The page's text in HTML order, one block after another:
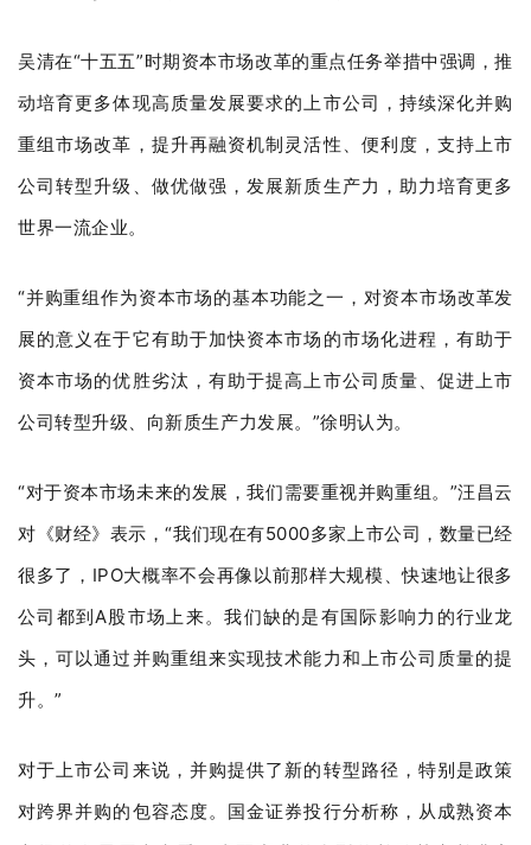
吴清在“十五五”时期资本市场改革的重点任务举措中强调，推
动培育更多体现高质量发展要求的上市公司，持续深化并购
重组市场改革，提升再融资机制灵活性、便利度，支持上市
公司转型升级、做优做强，发展新质生产力，助力培育更多
世界一流企业。
“并购重组作为资本市场的基本功能之一，对资本市场改革发
展的意义在于它有助于加快资本市场的市场化进程，有助于
资本市场的优胜劣汰，有助于提高上市公司质量、促进上市
公司转型升级、向新质生产力发展。”徐明认为。
“对于资本市场未来的发展，我们需要重视并购重组。”汪昌云
对《财经》表示，“我们现在有5000多家上市公司，数量已经
很多了，IPO大概率不会再像以前那样大规模、快速地让很多
公司都到A股市场上来。我们缺的是有国际影响力的行业龙
头，可以通过并购重组来实现技术能力和上市公司质量的提
升。”
对于上市公司来说，并购提供了新的转型路径，特别是政策
对跨界并购的包容态度。国金证券投行分析称，从成熟资本